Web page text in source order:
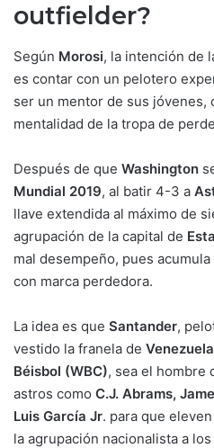
outfielder?
Según Morosi, la intención de
es contar con un pelotero
ser un mentor de sus jóvenes,
mentalidad de la tropa de
Después de que Washington
Mundial 2019, al batir 4-3 a
llave extendida al máximo de
agrupación de la capital de
mal desempeño, pues
con marca perdedora.
La idea es que Santander,
vestido la franela de Venezuela
Béisbol (WBC), sea el hombre
astros como C.J. Abrams,
Luis García Jr. para que
la agrupación nacionalista a